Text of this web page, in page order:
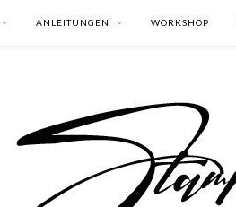
ANLEITUNGEN WORKSHOP